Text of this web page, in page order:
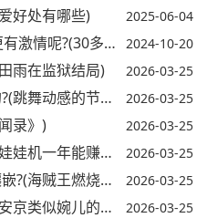
好处有哪些) 2025-06-04
妻怎样让生活更有激情呢) 2024-10-20
雨在监狱结局) 2026-03-25
节奏感怎么拍的视频) 2026-03-25
录》) 2026-03-25
一年能赚多少钱) 2026-03-25
烧意志宝石镶嵌攻略) 2026-03-25
婉儿的英雄名字) 2026-03-25